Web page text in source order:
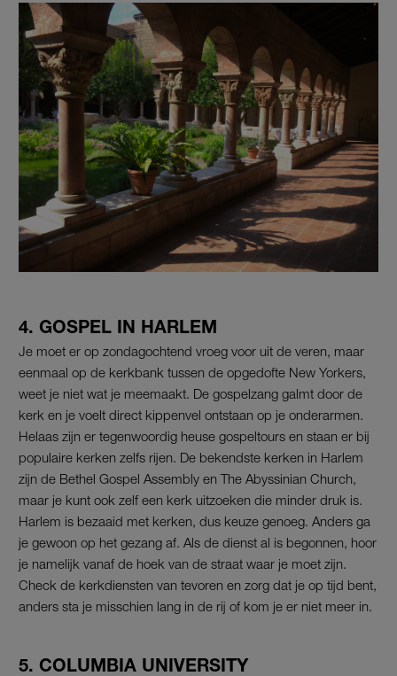
4. GOSPEL IN HARLEM
Je moet er op zondagochtend vroeg voor uit de veren, maar
eenmaal op de kerkbank tussen de opgedofte New Yorkers,
weet je niet wat je meemaakt. De gospelzang galmt door de
kerk en je voelt direct kippenvel ontstaan op je onderarmen.
Helaas zijn er tegenwoordig heuse gospeltours en staan er bij
populaire kerken zelfs rijen. De bekendste kerken in Harlem
zijn de Bethel Gospel Assembly en The Abyssinian Church,
maar je kunt ook zelf een kerk uitzoeken die minder druk is.
Harlem is bezaaid met kerken, dus keuze genoeg. Anders ga
je gewoon op het gezang af. Als de dienst al is begonnen, hoor
je namelijk vanaf de hoek van de straat waar je moet zijn.
Check de kerkdiensten van tevoren en zorg dat je op tijd bent,
anders sta je misschien lang in de rij of kom je er niet meer in.
5. COLUMBIA UNIVERSITY